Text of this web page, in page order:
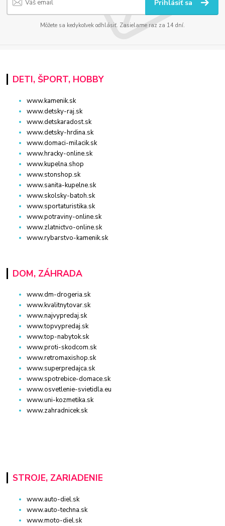
Prihlásiť sa
Môžete sa kedykoľvek odhlásiť. Zasielame raz za 14 dní.
DETI, ŠPORT, HOBBY
www.kamenik.sk
www.detsky-raj.sk
www.detskaradost.sk
www.detsky-hrdina.sk
www.domaci-milacik.sk
www.hracky-online.sk
www.kupelna.shop
www.stonshop.sk
www.sanita-kupelne.sk
www.skolsky-batoh.sk
www.sportaturistika.sk
www.potraviny-online.sk
www.zlatnictvo-online.sk
www.rybarstvo-kamenik.sk
DOM, ZÁHRADA
www.dm-drogeria.sk
www.kvalitnytovar.sk
www.najvypredaj.sk
www.topvypredaj.sk
www.top-nabytok.sk
www.proti-skodcom.sk
www.retromaxishop.sk
www.superpredajca.sk
www.spotrebice-domace.sk
www.osvetlenie-svietidla.eu
www.uni-kozmetika.sk
www.zahradnicek.sk
STROJE, ZARIADENIE
www.auto-diel.sk
www.auto-techna.sk
www.moto-diel.sk